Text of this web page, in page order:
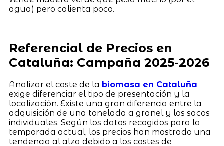
agua) pero calienta poco.
Referencial de Precios en
Cataluña: Campaña 2025-2026
Analizar el coste de la biomasa en Cataluña
exige diferenciar el tipo de presentación y la
localización. Existe una gran diferencia entre la
adquisición de una tonelada a granel y los sacos
individuales. Según los datos recogidos para la
temporada actual, los precios han mostrado una
tendencia al alza debido a los costes de